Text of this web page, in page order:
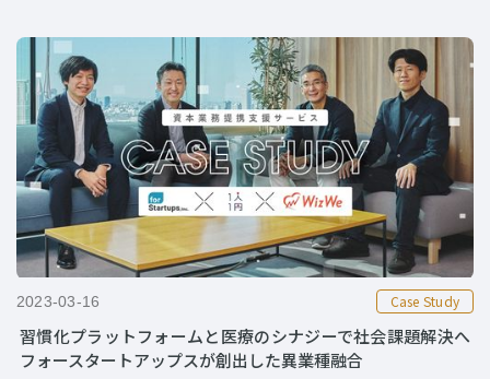
2023-03-16 Case Study
習慣化プラットフォームと医療のシナジーで社会課題解決へ
フォースタートアップスが創出した異業種融合